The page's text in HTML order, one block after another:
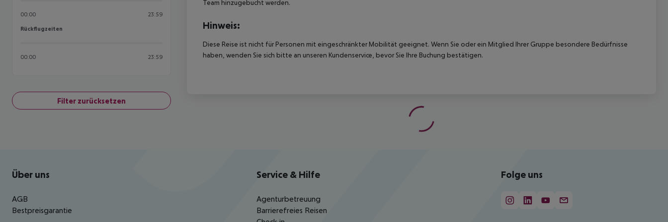
00:00 23:59
Rückflugzeiten
Rückflugzeiten
00:00 23:59
Filter zurücksetzen
Team hinzugebucht werden.
Hinweis:
Diese Reise ist nicht für Personen mit eingeschränkter Mobilität geeignet. Wenn Sie oder ein Mitglied Ihrer Gruppe besondere Bedürfnisse
haben, wenden Sie sich bitte an unseren Kundenservice, bevor Sie Ihre Buchung bestätigen.
Footer navigation
Über uns
AGB
Bestpreisgarantie
Service & Hilfe
Agenturbetreuung
Barrierefreies Reisen
Folge uns